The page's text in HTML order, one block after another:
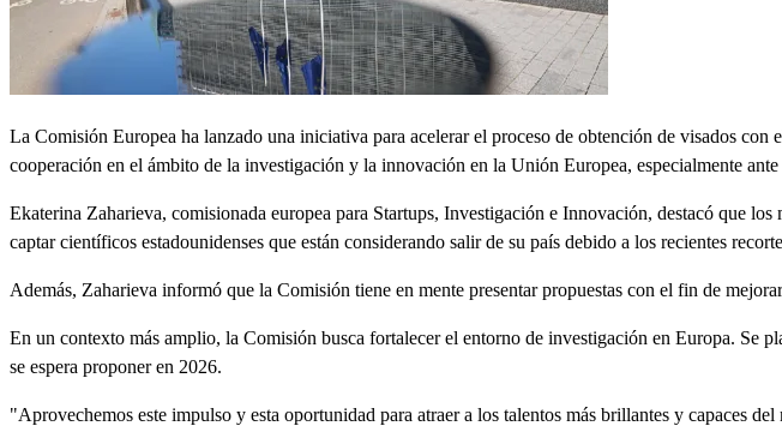
La Comisión Europea ha lanzado una iniciativa para acelerar el proceso de obtención de visados
cooperación en el ámbito de la investigación y la innovación en la Unión Europea, especialmente
Ekaterina Zaharieva, comisionada europea para Startups, Investigación e Innovación, destacó que
captar científicos estadounidenses que están considerando salir de su país debido a los recientes
Además, Zaharieva informó que la Comisión tiene en mente presentar propuestas con el fin de
En un contexto más amplio, la Comisión busca fortalecer el entorno de investigación en Europa.
se espera proponer en 2026.
"Aprovechemos este impulso y esta oportunidad para atraer a los talentos más brillantes y capaces